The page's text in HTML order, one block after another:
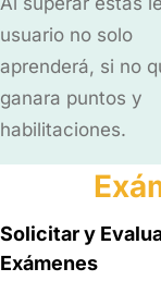
usuario no solo
aprenderá, si no
ganara puntos y
habilitaciones.
Solicitar y
Exámenes